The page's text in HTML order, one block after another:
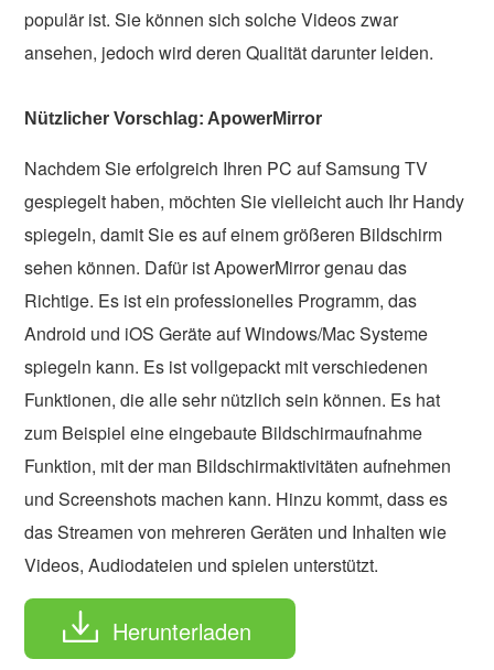
populär ist. Sie können sich solche Videos zwar
ansehen, jedoch wird deren Qualität darunter leiden.
Nützlicher Vorschlag: ApowerMirror
Nachdem Sie erfolgreich Ihren PC auf Samsung TV
gespiegelt haben, möchten Sie vielleicht auch Ihr Handy
spiegeln, damit Sie es auf einem größeren Bildschirm
sehen können. Dafür ist ApowerMirror genau das
Richtige. Es ist ein professionelles Programm, das
Android und iOS Geräte auf Windows/Mac Systeme
spiegeln kann. Es ist vollgepackt mit verschiedenen
Funktionen, die alle sehr nützlich sein können. Es hat
zum Beispiel eine eingebaute Bildschirmaufnahme
Funktion, mit der man Bildschirmaktivitäten aufnehmen
und Screenshots machen kann. Hinzu kommt, dass es
das Streamen von mehreren Geräten und Inhalten wie
Videos, Audiodateien und spielen unterstützt.
Herunterladen